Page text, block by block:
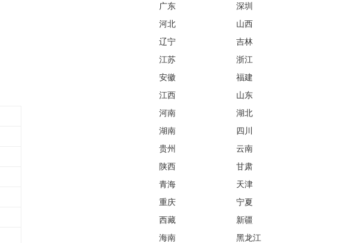
广东
深圳
河北
山西
辽宁
吉林
江苏
浙江
安徽
福建
江西
山东
河南
湖北
湖南
四川
贵州
云南
陕西
甘肃
青海
天津
重庆
宁夏
西藏
新疆
海南
黑龙江